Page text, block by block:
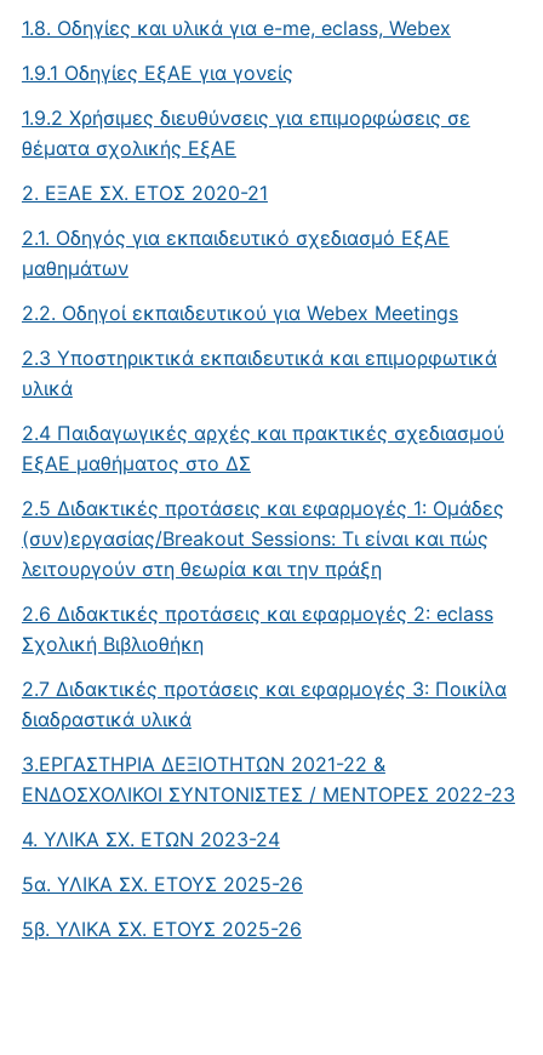
1.8. Oδηγίες και υλικά για e-me, eclass, Webex
1.9.1 Οδηγίες ΕξΑΕ για γονείς
1.9.2 Χρήσιμες διευθύνσεις για επιμορφώσεις σε
θέματα σχολικής ΕξΑΕ
2. ΕΞΑΕ ΣΧ. ΕΤΟΣ 2020-21
2.1. Οδηγός για εκπαιδευτικό σχεδιασμό ΕξΑΕ
μαθημάτων
2.2. Οδηγοί εκπαιδευτικού για Webex Meetings
2.3 Υποστηρικτικά εκπαιδευτικά και επιμορφωτικά
υλικά
2.4 Παιδαγωγικές αρχές και πρακτικές σχεδιασμού
ΕξΑΕ μαθήματος στο ΔΣ
2.5 Διδακτικές προτάσεις και εφαρμογές 1: Oμάδες
(συν)εργασίας/Breakout Sessions: Τι είναι και πώς
λειτουργούν στη θεωρία και την πράξη
2.6 Διδακτικές προτάσεις και εφαρμογές 2: eclass
Σχολική Βιβλιοθήκη
2.7 Διδακτικές προτάσεις και εφαρμογές 3: Ποικίλα
διαδραστικά υλικά
3.ΕΡΓΑΣΤΗΡΙΑ ΔΕΞΙΟΤΗΤΩΝ 2021-22 &
ΕΝΔΟΣΧΟΛΙΚΟΙ ΣΥΝΤΟΝΙΣΤΕΣ / ΜΕΝΤΟΡΕΣ 2022-23
4. ΥΛΙΚΑ ΣΧ. ΕΤΩΝ 2023-24
5α. ΥΛΙΚΑ ΣΧ. ΕΤΟΥΣ 2025-26
5β. ΥΛΙΚΑ ΣΧ. ΕΤΟΥΣ 2025-26